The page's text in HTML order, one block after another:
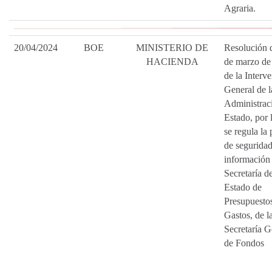
Agraria.
20/04/2024 BOE
MINISTERIO DE
HACIENDA
Resolución
de marzo
de la
General de
Estado, por
se regula la
de
información
Secretaría
Estado de
Gastos, de
Secretaría
de Fondos